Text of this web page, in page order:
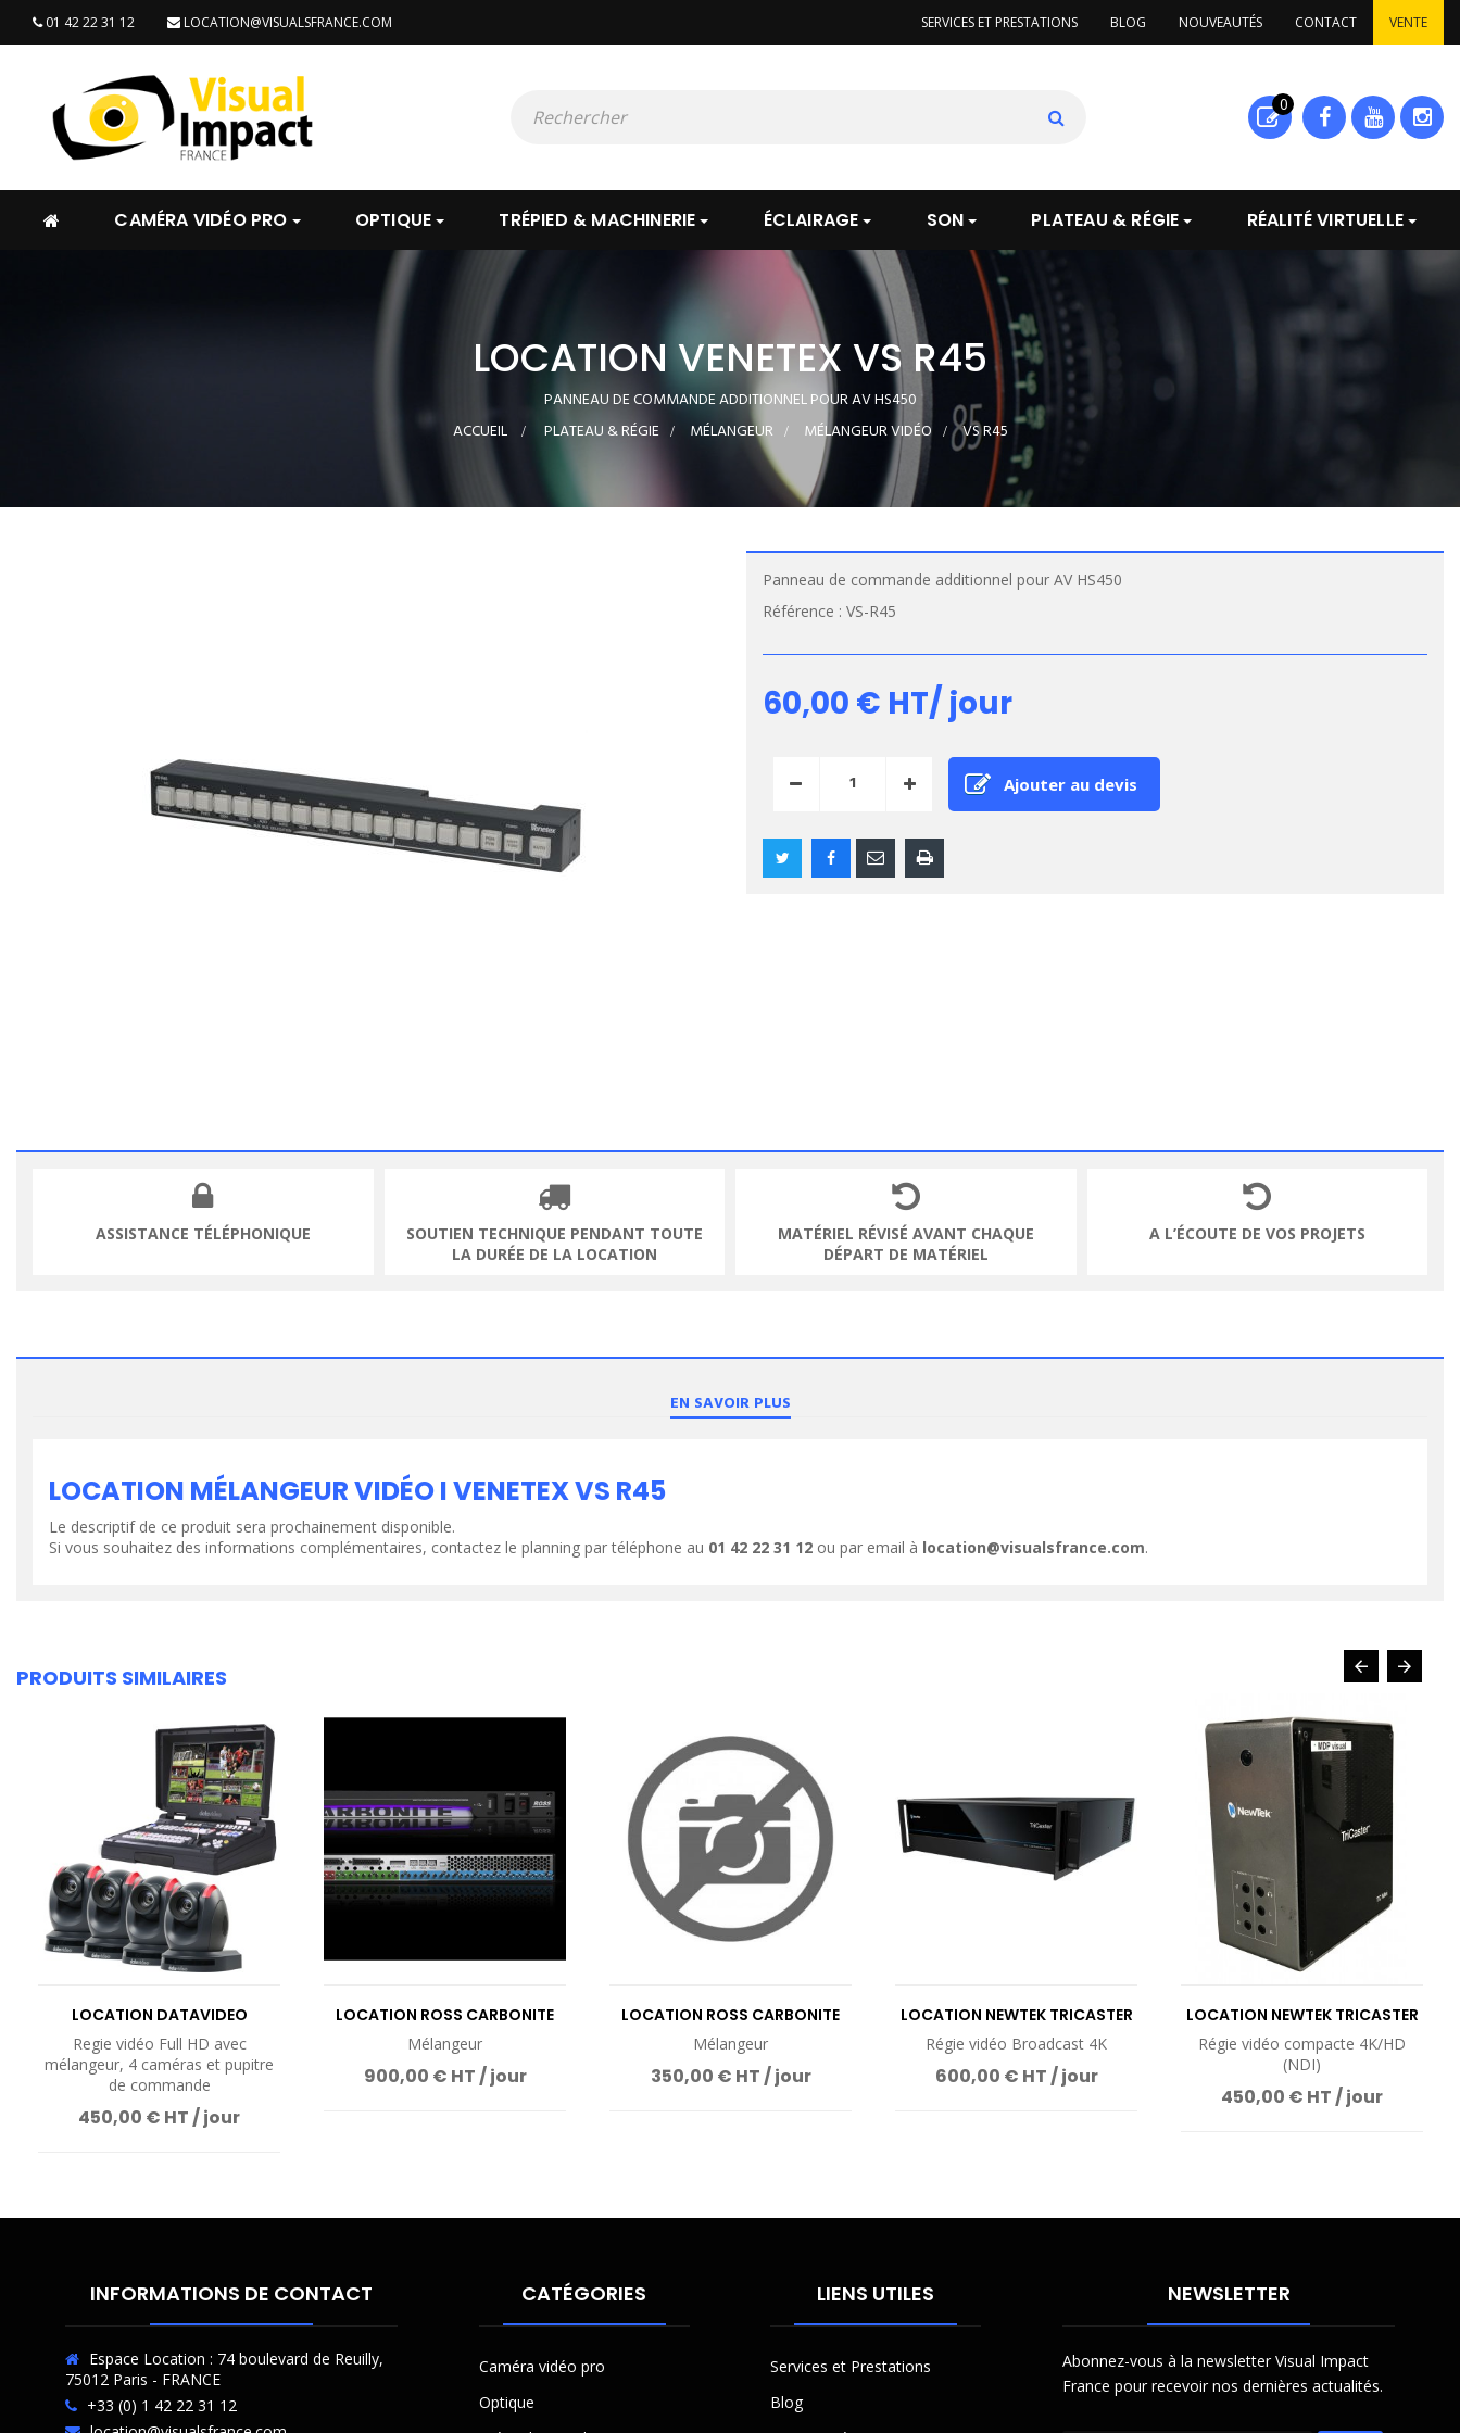
01 42 22 31 12 LOCATION@VISUALSFRANCE.COM SERVICES ET PRESTATIONS BLOG NOUVEAUTÉS CONTACT VENTE
0
CAMÉRA VIDÉO PRO OPTIQUE TRÉPIED & MACHINERIE ÉCLAIRAGE SON PLATEAU & RÉGIE RÉALITÉ VIRTUELLE
LOCATION VENETEX VS R45
PANNEAU DE COMMANDE ADDITIONNEL POUR AV HS450
ACCUEIL > PLATEAU & RÉGIE > MÉLANGEUR > MÉLANGEUR VIDÉO > VS R45
Panneau de commande additionnel pour AV HS450
Référence : VS-R45
60,00 € HT/ jour
Ajouter au devis
ASSISTANCE TÉLÉPHONIQUE
SOUTIEN TECHNIQUE PENDANT TOUTE
LA DURÉE DE LA LOCATION
MATÉRIEL RÉVISÉ AVANT CHAQUE
DÉPART DE MATÉRIEL
A L’ÉCOUTE DE VOS PROJETS
EN SAVOIR PLUS
LOCATION MÉLANGEUR VIDÉO I VENETEX VS R45
Le descriptif de ce produit sera prochainement disponible.
Si vous souhaitez des informations complémentaires, contactez le planning par téléphone au 01 42 22 31 12 ou par email à location@visualsfrance.com.
PRODUITS SIMILAIRES
LOCATION DATAVIDEO
Regie vidéo Full HD avec
mélangeur, 4 caméras et pupitre
de commande
450,00 € HT / jour
LOCATION ROSS CARBONITE
Mélangeur
900,00 € HT / jour
VOIR LE PRODUIT
LOCATION ROSS CARBONITE
Mélangeur
350,00 € HT / jour
LOCATION NEWTEK TRICASTER
Régie vidéo Broadcast 4K
600,00 € HT / jour
LOCATION NEWTEK TRICASTER
Régie vidéo compacte 4K/HD
(NDI)
450,00 € HT / jour
INFORMATIONS DE CONTACT
Espace Location : 74 boulevard de Reuilly,
75012 Paris - FRANCE
+33 (0) 1 42 22 31 12
CATÉGORIES
Caméra vidéo pro
Optique
LIENS UTILES
Services et Prestations
Blog
NEWSLETTER
Abonnez-vous à la newsletter Visual Impact
France pour recevoir nos dernières actualités.